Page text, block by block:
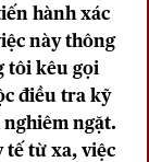
hành xác
này thông
tôi kêu gọi
điều tra kỹ
ngặt.
tế từ xa, việc